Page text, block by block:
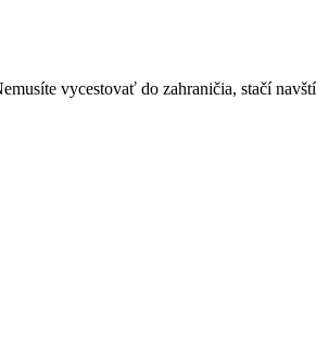
vycestovať do zahraničia, stačí